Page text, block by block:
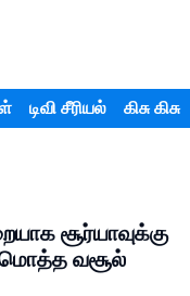
டிவி சீரியல் கிசு கிசு
சூர்யாவுக்கு
மொத்த வசூல்